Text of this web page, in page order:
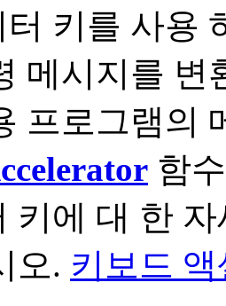
키를 사용
메시지를 변
프로그램의
함
키에 대 한
오. 키보드